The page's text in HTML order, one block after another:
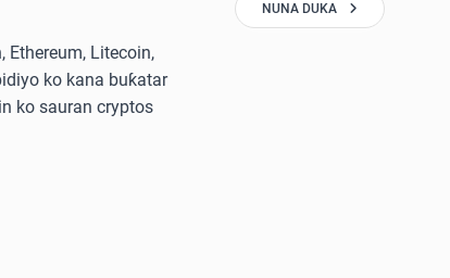
Litecoin,
ko kana buƙatar
ko sauran cryptos
NUNA DUKA